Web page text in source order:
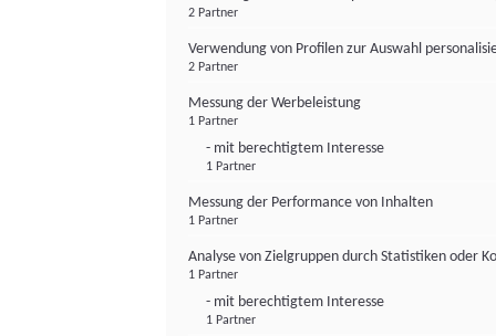
2 Partner
Verwendung von Profilen zur Auswahl
2 Partner
Messung der Werbeleistung
1 Partner
- mit berechtigtem Interesse
1 Partner
Messung der Performance von Inhalten
1 Partner
Analyse von Zielgruppen durch Statistiken oder
1 Partner
- mit berechtigtem Interesse
1 Partner